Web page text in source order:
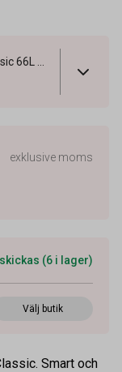
exklusive moms
(6 i lager)
Välj butik
Smart och